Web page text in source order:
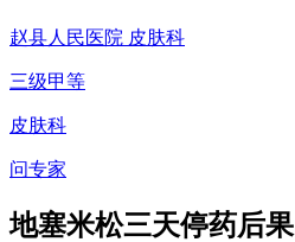
赵县人民医院 皮肤科
三级甲等
皮肤科
问专家
地塞米松三天停药后果